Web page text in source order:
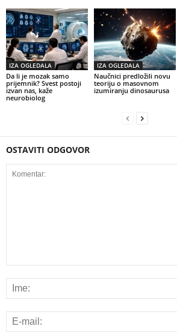
IZA OGLEDALA
Da li je mozak samo
prijemnik? Svest postoji
izvan nas, kaže
neurobiolog
IZA OGLEDALA
Naučnici predložili novu
teoriju o masovnom
izumiranju dinosaurusa
OSTAVITI ODGOVOR